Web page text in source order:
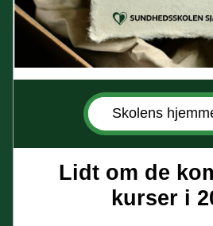
Skolens
Lidt om de
kurser i